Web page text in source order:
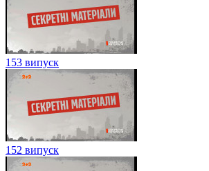
153 випуск
152 випуск